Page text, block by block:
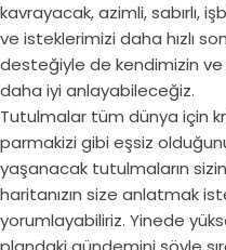
kavrayacak, azimli, sabırlı,
ve isteklerimizi daha hızlı
desteğiyle de kendimizin ve
daha iyi anlayabileceğiz.
Tutulmalar tüm dünya için
parmakizi gibi eşsiz
yaşanacak tutulmaların
haritanızın size anlatmak
yorumlayabiliriz. Yinede